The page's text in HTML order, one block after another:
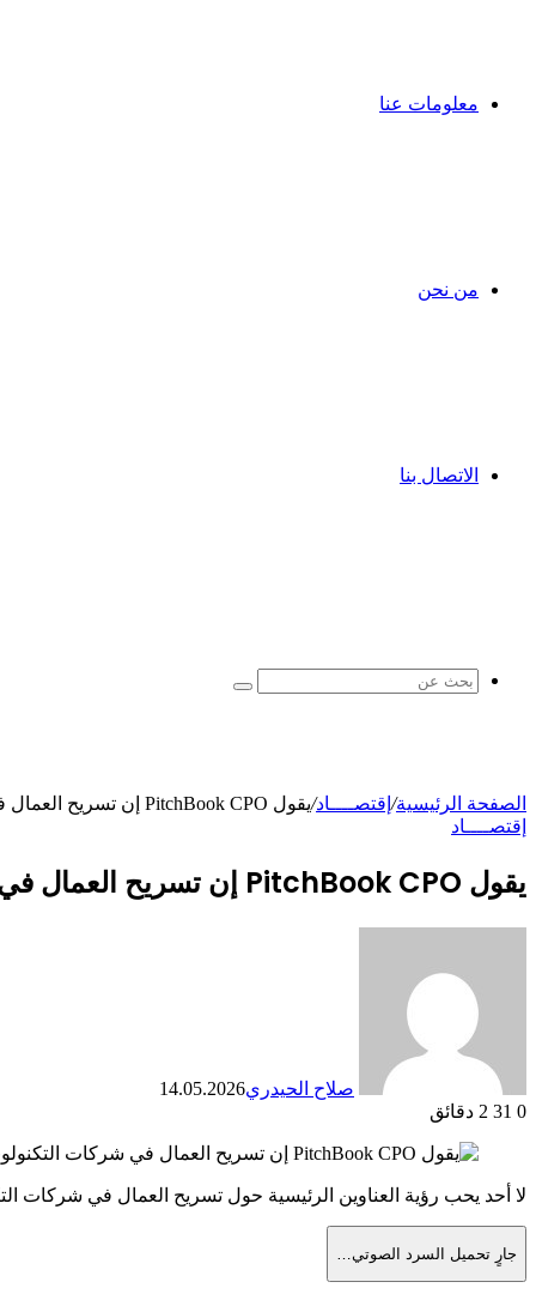
معلومات عنا
من نحن
الاتصال بنا
بحث
الصفحة الرئيسية/ إقتصــــاد/يقول PitchBook CPO إن تسريح العمال في شركات التكنولوجيا الكبرى كان بمثابة فوز للشركة
إقتصــــاد
يقول PitchBook CPO إن تسريح العمال في شركات التكنولوجيا الكبرى كان بمثابة فوز للشركة
صلاح الحيدري14.05.2026
0
2 دقائق
لا أحد يحب رؤية العناوين الرئيسية حول تسريح العمال في شركات
جارٍ تحميل السرد الصوتي…